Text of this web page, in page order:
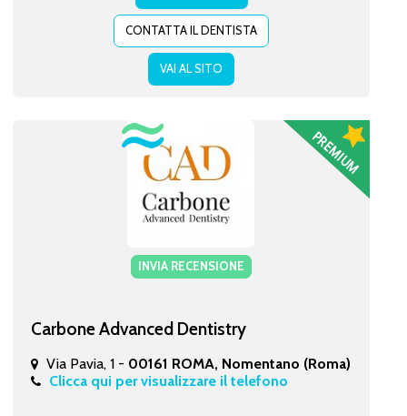
CONTATTA IL DENTISTA
VAI AL SITO
INVIA RECENSIONE
Carbone Advanced Dentistry
Via Pavia, 1 - 00161 ROMA, Nomentano (Roma)
Clicca qui per visualizzare il telefono